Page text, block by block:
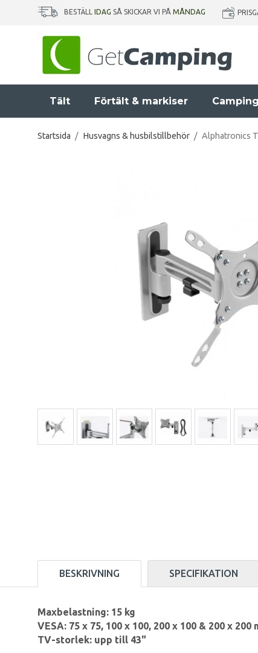
BESTÄLL IDAG SÅ SKICKAR VI PÅ MÅNDAG
Tält Förtält & markiser
Startsida / Husvagns & husbilstillbehör / Alphatronics
BESKRIVNING SPECIFIKATION
Maxbelastning: 15 kg
VESA: 75 x 75, 100 x 100, 200 x 100 & 200 x 200
TV-storlek: upp till 43"